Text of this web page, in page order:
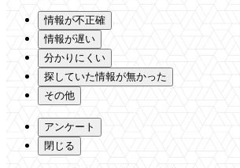
情報が不正確
情報が遅い
分かりにくい
探していた情報が無かった
その他
アンケート
閉じる